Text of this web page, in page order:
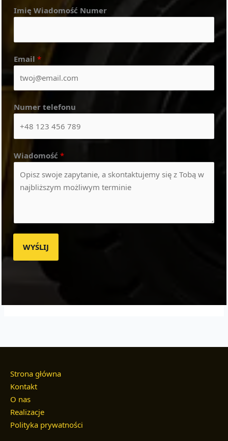
Imię Wiadomość Numer
Email *
Numer telefonu
Wiadomość *
WYŚLIJ
Strona główna
Kontakt
O nas
Realizacje
Polityka prywatności